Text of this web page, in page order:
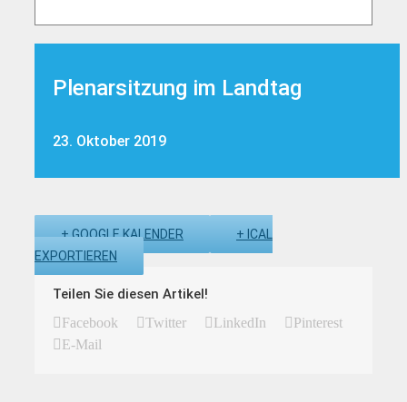
Plenarsitzung im Landtag
23. Oktober 2019
+ GOOGLE KALENDER
+ ICAL
EXPORTIEREN
Teilen Sie diesen Artikel!
Facebook Twitter LinkedIn
Pinterest
E-Mail